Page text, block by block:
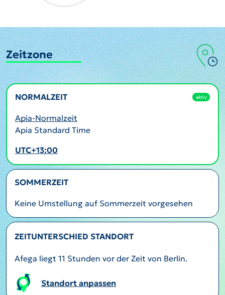
Zeitzone
NORMALZEIT aktiv
Apia-Normalzeit
Apia Standard Time
UTC+13:00
SOMMERZEIT
Keine Umstellung auf Sommerzeit vorgesehen
ZEITUNTERSCHIED STANDORT
Afega liegt 11 Stunden vor der Zeit von Berlin.
Standort anpassen